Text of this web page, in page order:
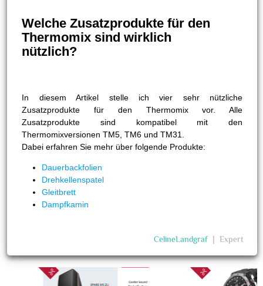
Welche Zusatzprodukte für den
Thermomix sind wirklich
nützlich?
In diesem Artikel stelle ich vier sehr nützliche
Zusatzprodukte für den Thermomix vor. Alle
Zusatzprodukte sind kompatibel mit den
Thermomixversionen TM5, TM6 und TM31.
Dabei erfahren Sie mehr über folgende Produkte:
Dauerbackfolien
Drehkellenspatel
Gleitbrett
Dampfkamin
CelineLandgraf Expert